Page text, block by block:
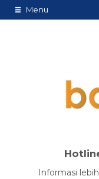
Menu
Informasi